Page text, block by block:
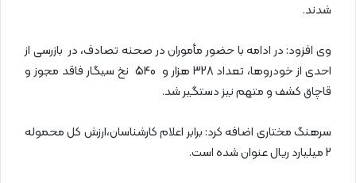
شدند.
وی افزود: در ادامه با حضور مأموران در صحنه تصادف، در بازرسی از
احدی از خودروها، تعداد 328 هزار و 540 نخ سیگار فاقد مجوز و
قاچاق کشف و متهم نیز دستگیر شد.
سرهنگ مختاری اضافه کرد: برابر اعلام کارشناسان،ارزش کل محموله
2 میلیارد ریال عنوان شده است.